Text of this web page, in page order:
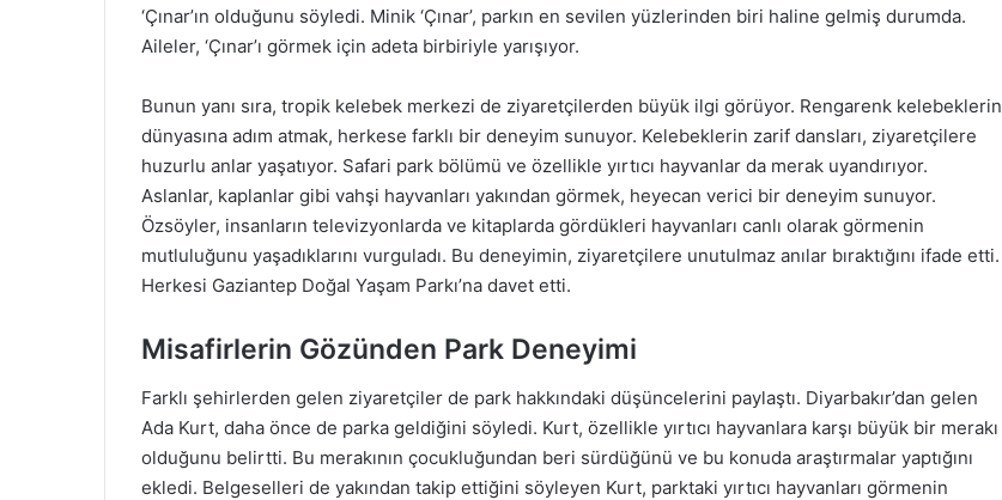
‘Çınar’ın olduğunu söyledi. Minik ‘Çınar’, parkın en sevilen yüzlerinden biri haline gelmiş durumda.
Aileler, ‘Çınar’ı görmek için adeta birbiriyle yarışıyor.
Bunun yanı sıra, tropik kelebek merkezi de ziyaretçilerden büyük ilgi görüyor. Rengarenk kelebeklerin
dünyasına adım atmak, herkese farklı bir deneyim sunuyor. Kelebeklerin zarif dansları, ziyaretçilere
huzurlu anlar yaşatıyor. Safari park bölümü ve özellikle yırtıcı hayvanlar da merak uyandırıyor.
Aslanlar, kaplanlar gibi vahşi hayvanları yakından görmek, heyecan verici bir deneyim sunuyor.
Özsöyler, insanların televizyonlarda ve kitaplarda gördükleri hayvanları canlı olarak görmenin
mutluluğunu yaşadıklarını vurguladı. Bu deneyimin, ziyaretçilere unutulmaz anılar bıraktığını ifade etti.
Herkesi Gaziantep Doğal Yaşam Parkı’na davet etti.
Misafirlerin Gözünden Park Deneyimi
Farklı şehirlerden gelen ziyaretçiler de park hakkındaki düşüncelerini paylaştı. Diyarbakır’dan gelen
Ada Kurt, daha önce de parka geldiğini söyledi. Kurt, özellikle yırtıcı hayvanlara karşı büyük bir merakı
olduğunu belirtti. Bu merakının çocukluğundan beri sürdüğünü ve bu konuda araştırmalar yaptığını
ekledi. Belgeselleri de yakından takip ettiğini söyleyen Kurt, parktaki yırtıcı hayvanları görmenin